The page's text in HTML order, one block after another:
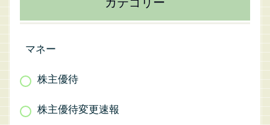
マネー
株主優待
株主優待変更速報